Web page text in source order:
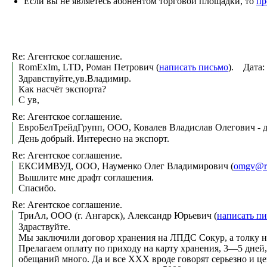
Re: Агентское соглашение.
RomExIm, LTD, Роман Петрович (написать письмо). Дата:
Здравствуйте,ув.Владимир.
Как насчёт экспорта?
С ув,
Re: Агентское соглашение.
ЕвроБелТрейдГрупп, ООО, Ковалев Владислав Олегович -
День добрый. Интересно на экспорт.
Re: Агентское соглашение.
ЕКСИМВУД, ООО, Науменко Олег Владимирович (
Вышлите мне драфт соглашения.
Спасибо.
Re: Агентское соглашение.
ТриАл, ООО (г. Ангарск), Александр Юрьевич (написать
Здраствуйте.
Мы заключили договор хранения на ЛПДС Сокур, а толку
Прелагаем оплату по приходу на карту хранения, 3—5
обещаний много. Да и все XXX вроде говорят серьезно и